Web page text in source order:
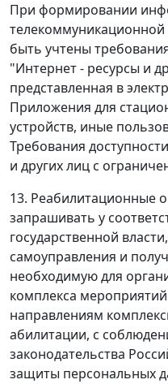
При формировании
быть учтены
"Интернет - ресурсы и
представленная в
Приложения для
устройств, иные
Требования
и других лиц с
13. Реабилитационные
запрашивать у
государственной
самоуправления и
необходимую для
комплекса
направлениям
абилитации, с
законодательства
защиты персональных